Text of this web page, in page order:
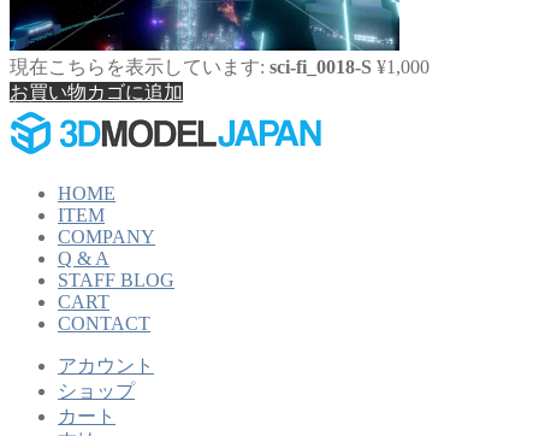
現在こちらを表示しています: sci-fi_0018-S ¥1,000
お買い物カゴに追加
HOME
ITEM
COMPANY
Q & A
STAFF BLOG
CART
CONTACT
アカウント
ショップ
カート